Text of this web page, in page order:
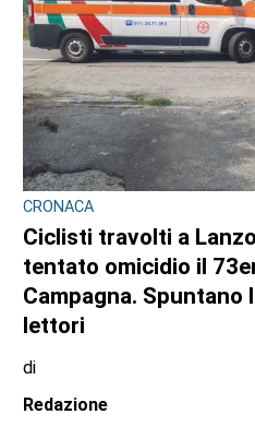
CRONACA
Ciclisti travolti a
tentato omicidio il
Campagna. Spuntano
lettori
di
Redazione